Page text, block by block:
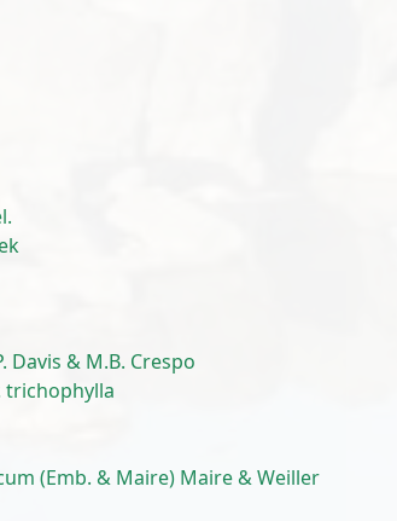
Davis & M.B. Crespo
trichophylla
(Emb. & Maire) Maire & Weiller